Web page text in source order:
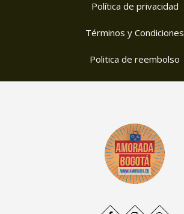
Política de privacidad
Términos y Condiciones
Politica de reembolso